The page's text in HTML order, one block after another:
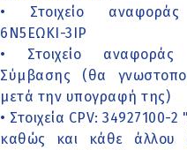
• Στοιχείο
6Ν5ΕΩΚΙ-3ΙΡ
• Στοιχείο
Σύμβασης (θα
μετά την υπογραφή της)
• Στοιχεία CPV: 34927100-
καθώς και κάθε άλλου